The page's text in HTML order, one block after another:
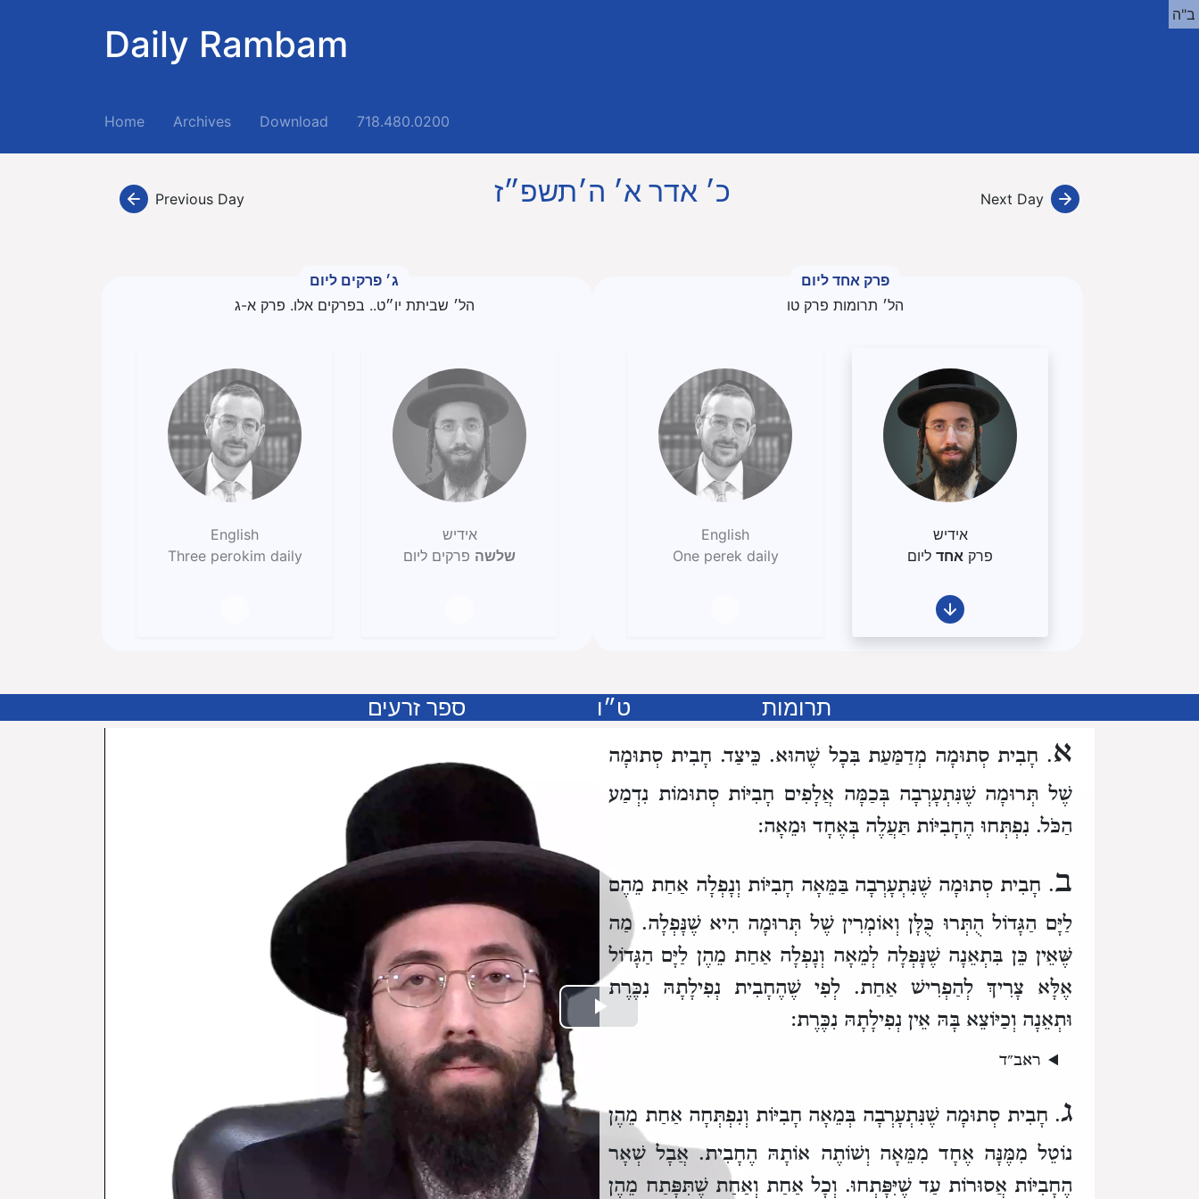
Daily Rambam
Home(current)Archives Download 718.480.0200
ב"ה
Previous Day כ׳ אדר א׳ ה׳תשפ״ז Next Day
ג׳ פרקים ליום
הל׳ שביתת יו״ט.. בפרקים אלו. פרק א-ג
אידיש
שלשה פרקים ליום
English
Three perokim daily
פרק אחד ליום
הל׳ תרומות פרק טו
אידיש
פרק אחד ליום
English
One perek daily
תרומות ט״ו ספר זרעים
Play
א. חָבִית סְתוּמָה מְדַמַּעַת בִּכָל שֶׁהוּא. כֵּיצַד. חָבִית סְתוּמָה
שֶׁל תְּרוּמָה שֶׁנִּתְעָרְבָה בְּכַמָּה אֲלָפִים חָבִיּוֹת סְתוּמוֹת נִדְמַע
הַכֹּל. נִפְתְּחוּ הֶחָבִיּוֹת תַּעֲלֶה בְּאֶחָד וּמֵאָה:
ב. חָבִית סְתוּמָה שֶׁנִּתְעָרְבָה בַּמֵּאָה חָבִיּוֹת וְנָפְלָה אַחַת מֵהֶם
לַיָּם הַגָּדוֹל הֻתְּרוּ כֻּלָּן וְאוֹמְרִין שֶׁל תְּרוּמָה הִיא שֶׁנָּפְלָה. מַה
שֶּׁאֵין כֵּן בִּתְאֵנָה שֶׁנָּפְלָה לְמֵאָה וְנָפְלָה אַחַת מֵהֶן לַיָּם הַגָּדוֹל
אֶלָּא צָרִיךְ לְהַפְרִישׁ אַחַת. לְפִי שֶׁהֶחָבִית נְפִילָתָהּ נִכֶּרֶת
וּתְאֵנָה וְכַיּוֹצֵא בָּהּ אֵין נְפִילָתָהּ נִכֶּרֶת:
ג. חָבִית סְתוּמָה שֶׁנִּתְעָרְבָה בְּמֵאָה חָבִיּוֹת וְנִפְתְּחָה אַחַת מֵהֶן
נוֹטֵל מִמֶּנָּה אֶחָד מִמֵּאָה וְשׁוֹתֶה אוֹתָהּ הֶחָבִית. אֲבָל שְׁאָר
הֶחָבִיּוֹת אֲסוּרוֹת עַד שֶׁיִּפָּתְחוּ. וְכָל אַחַת וְאַחַת שֶׁתִּפָּתַח מֵהֶן